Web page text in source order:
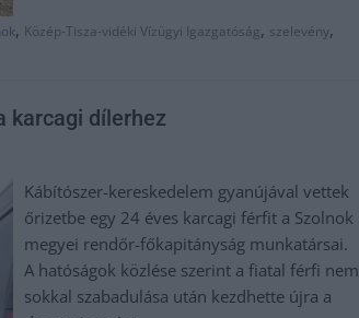
, Közép-Tisza-vidéki Vízügyi Igazgatóság, szelevény,
karcagi dílerhez
Kábítószer-kereskedelem gyanújával vettek
őrizetbe egy 24 éves karcagi férfit a Szolnok
megyei rendőr-főkapitányság munkatársai.
A hatóságok közlése szerint a fiatal férfi nem
sokkal szabadulása után kezdhette újra a